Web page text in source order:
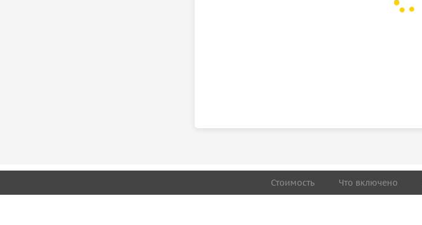
Стоимость Что включено